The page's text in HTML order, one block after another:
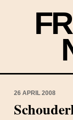
26 APRIL 2008